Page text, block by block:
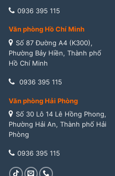
0936 395 115
Văn phòng Hồ Chí Minh
Số 87 Đường A4 (K300),
Phường Bảy Hiền, Thành phố
Hồ Chí Minh
0936 395 115
Văn phòng Hải Phòng
Số 30 Lô 14 Lê Hồng Phong,
Phường Hải An, Thành phố Hải
Phòng
0936 395 115